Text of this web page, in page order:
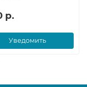
р.
Уведомить